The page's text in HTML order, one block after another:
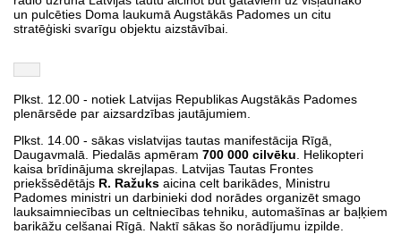
un pulcēties Doma laukumā Augstākās Padomes un citu
stratēģiski svarīgu objektu aizstāvībai.
Plkst. 12.00 - notiek Latvijas Republikas Augstākās Padomes
plenārsēde par aizsardzības jautājumiem.
Plkst. 14.00 - sākas vislatvijas tautas manifestācija Rīgā,
Daugavmalā. Piedalās apmēram 700 000 cilvēku . Helikopteri
kaisa brīdinājuma skrejlapas. Latvijas Tautas Frontes
priekšsēdētājs R. Ražuks aicina celt barikādes, Ministru
Padomes ministri un darbinieki dod norādes organizēt smago
lauksaimniecības un celtniecības tehniku, automašīnas ar baļķiem
barikāžu celšanai Rīgā. Naktī sākas šo norādījumu izpilde.